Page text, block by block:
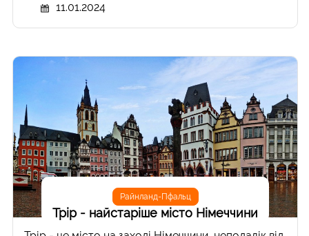
11.01.2024
Райнланд-Пфальц
Трір - найстаріше місто Німеччини